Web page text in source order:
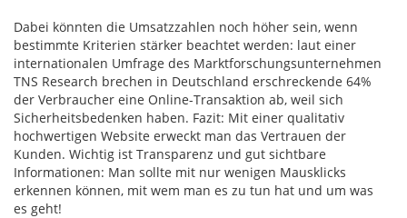
Dabei könnten die Umsatzzahlen noch höher sein, wenn
bestimmte Kriterien stärker beachtet werden: laut einer
internationalen Umfrage des Marktforschungsunternehmen
TNS Research brechen in Deutschland erschreckende 64%
der Verbraucher eine Online-Transaktion ab, weil sich
Sicherheitsbedenken haben. Fazit: Mit einer qualitativ
hochwertigen Website erweckt man das Vertrauen der
Kunden. Wichtig ist Transparenz und gut sichtbare
Informationen: Man sollte mit nur wenigen Mausklicks
erkennen können, mit wem man es zu tun hat und um was
es geht!